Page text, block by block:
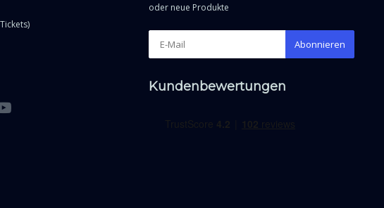
oder neue Produkte
Abonnieren
Kundenbewertungen